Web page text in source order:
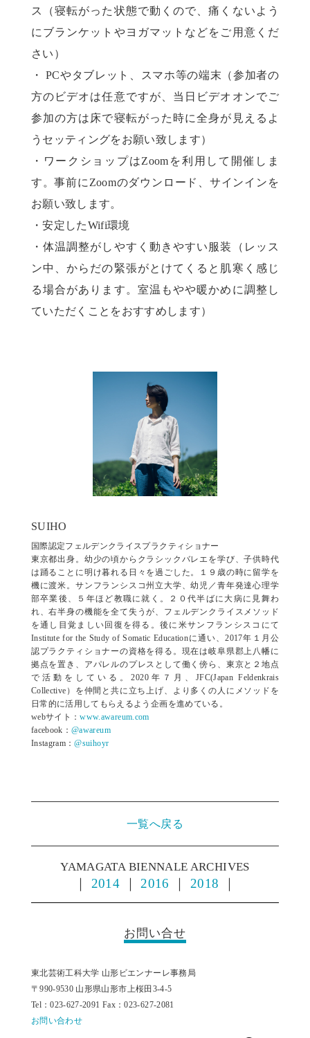
ス（寝転がった状態で動くので、痛くないよう
にブランケットやヨガマットなどをご用意くだ
さい）
・ PCやタブレット、スマホ等の端末（参加者の
方のビデオは任意ですが、当日ビデオオンでご
参加の方は床で寝転がった時に全身が見えるよ
うセッティングをお願い致します）
・ワークショップはZoomを利用して開催しま
す。事前にZoomのダウンロード、サインインを
お願い致します。
・安定したWifi環境
・体温調整がしやすく動きやすい服装（レッス
ン中、からだの緊張がとけてくると肌寒く感じ
る場合があります。室温もやや暖かめに調整し
ていただくことをおすすめします）
SUIHO
国際認定フェルデンクライスプラクティショナー
東京都出身。幼少の頃からクラシックバレエを学び、子供時代
は踊ることに明け暮れる日々を過ごした。１９歳の時に留学を
機に渡米。サンフランシスコ州立大学、幼児／青年発達心理学
部卒業後、５年ほど教職に就く。２０代半ばに大病に見舞わ
れ、右半身の機能を全て失うが、フェルデンクライスメソッド
を通し目覚ましい回復を得る。後に米サンフランシスコにて
Institute for the Study of Somatic Educationに通い、2017年１月公
認プラクティショナーの資格を得る。現在は岐阜県郡上八幡に
拠点を置き、アパレルのプレスとして働く傍ら、東京と２地点
で活動をしている。2020年７月、JFC(Japan Feldenkrais
Collective）を仲間と共に立ち上げ、より多くの人にメソッドを
日常的に活用してもらえるよう企画を進めている。
webサイト：www.awareum.com
facebook：@awareum
Instagram：@suihoyr
一覧へ戻る
YAMAGATA BIENNALE ARCHIVES
｜ 2014 ｜ 2016 ｜ 2018 ｜
お問い合せ
東北芸術工科大学 山形ビエンナーレ事務局
〒990-9530 山形県山形市上桜田3-4-5
Tel：023-627-2091 Fax：023-627-2081
お問い合わせ